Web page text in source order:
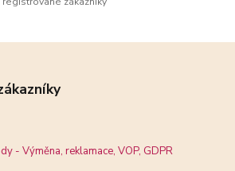
- Výměna, reklamace, VOP, GDPR